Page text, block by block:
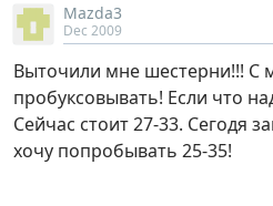
Mazda3
Dec 2009
Выточили мне шестерни!!! С
пробуксовывать! Если что
Сейчас стоит 27-33. Сегодя
хочу попробывать 25-35!